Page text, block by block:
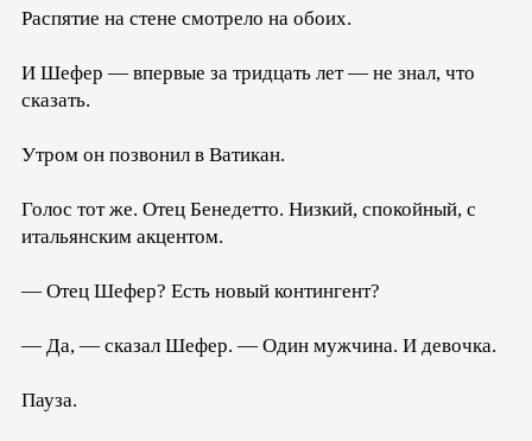
Распятие на стене смотрело на обоих.
И Шефер — впервые за тридцать лет — не знал, что
сказать.
Утром он позвонил в Ватикан.
Голос тот же. Отец Бенедетто. Низкий, спокойный, с
итальянским акцентом.
— Отец Шефер? Есть новый контингент?
— Да, — сказал Шефер. — Один мужчина. И девочка.
Пауза.